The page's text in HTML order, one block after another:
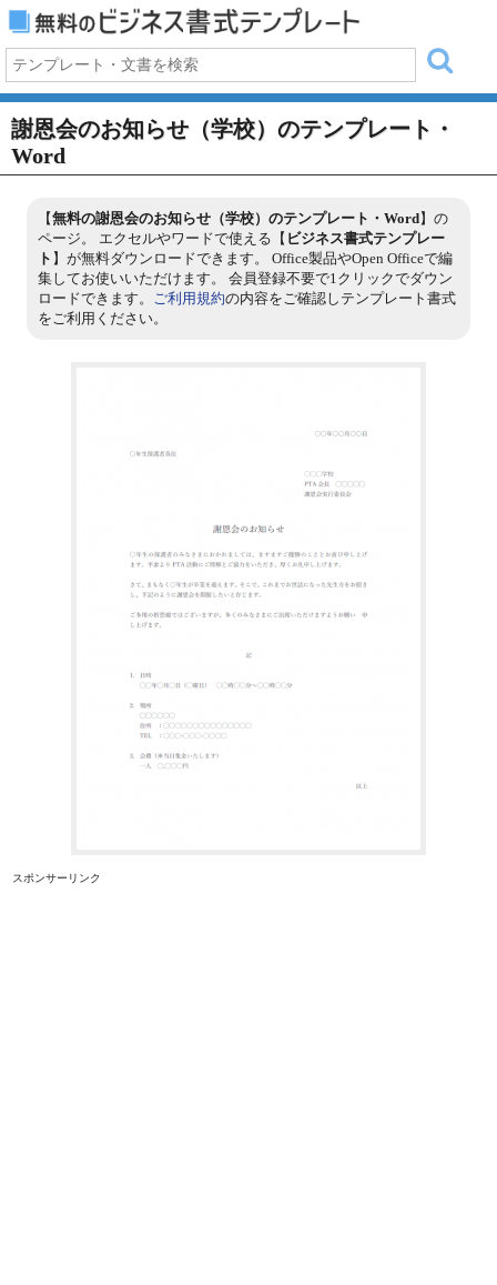
謝恩会のお知らせ（学校）のテンプレート・
Word
【無料の謝恩会のお知らせ（学校）のテンプレート・Word】の
ページ。 エクセルやワードで使える【 ビジネス書式テンプレー
ト 】が無料ダウンロードできます。 Office製品やOpen Officeで編
集してお使いいただけます。 会員登録不要で1クリックでダウン
ロードできます。 ご利用規約の内容をご確認しテンプレート書式
をご利用ください。
スポンサーリンク